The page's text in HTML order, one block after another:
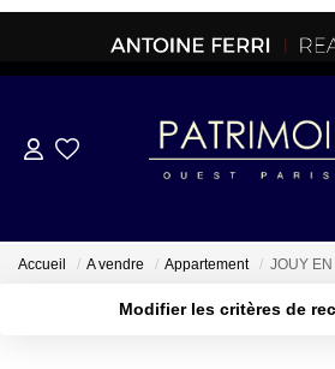
ACHETER
OFF MARKET
Accueil A vendre Appartement JOUY
Modifier les critères de